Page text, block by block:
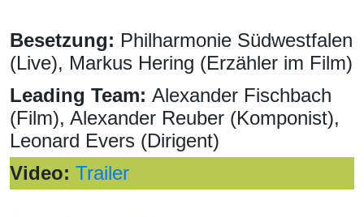
Besetzung: Philharmonie Südwestfalen
(Live), Markus Hering (Erzähler im Film)
Leading Team: Alexander Fischbach
(Film), Alexander Reuber (Komponist),
Leonard Evers (Dirigent)
Video: Trailer